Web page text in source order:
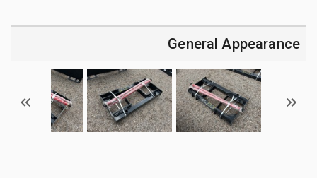
General Appearance